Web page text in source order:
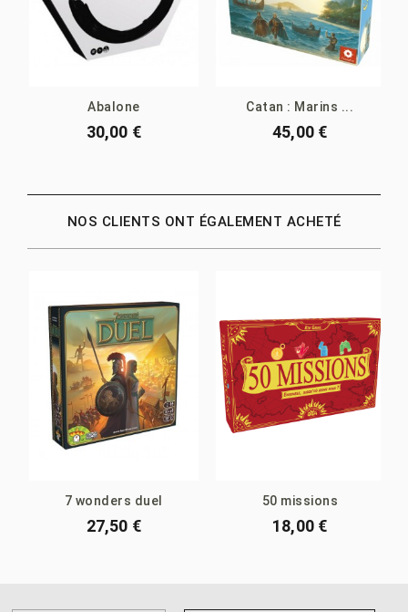
Abalone
30,00 €
Catan : Marins ...
45,00 €
NOS CLIENTS ONT ÉGALEMENT ACHETÉ
7 wonders duel
27,50 €
50 missions
18,00 €